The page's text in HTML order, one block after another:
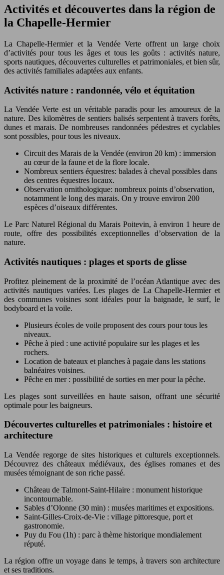
Activités et découvertes dans la région de
la Chapelle-Hermier
La Chapelle-Hermier et la Vendée Verte offrent un large choix
d’activités pour tous les âges et tous les goûts : activités nature,
sports nautiques, découvertes culturelles et patrimoniales, et bien sûr,
des activités familiales adaptées aux enfants.
Activités nature : randonnée, vélo et équitation
La Vendée Verte est un véritable paradis pour les amoureux de la
nature. Des kilomètres de sentiers balisés serpentent à travers forêts,
dunes et marais. De nombreuses randonnées pédestres et cyclables
sont possibles, pour tous les niveaux.
Circuit des Marais de la Vendée (environ 20 km) : immersion
au cœur de la faune et de la flore locale.
Nombreux sentiers équestres: balades à cheval possibles dans
des centres équestres locaux.
Observation ornithologique: nombreux points d’observation,
notamment le long des marais. On y trouve environ 200
espèces d’oiseaux différentes.
Le Parc Naturel Régional du Marais Poitevin, à environ 1 heure de
route, offre des possibilités exceptionnelles d’observation de la
nature.
Activités nautiques : plages et sports de glisse
Profitez pleinement de la proximité de l’océan Atlantique avec des
activités nautiques variées. Les plages de La Chapelle-Hermier et
des communes voisines sont idéales pour la baignade, le surf, le
bodyboard et la voile.
Plusieurs écoles de voile proposent des cours pour tous les
niveaux.
Pêche à pied : une activité populaire sur les plages et les
rochers.
Location de bateaux et planches à pagaie dans les stations
balnéaires voisines.
Pêche en mer : possibilité de sorties en mer pour la pêche.
Les plages sont surveillées en haute saison, offrant une sécurité
optimale pour les baigneurs.
Découvertes culturelles et patrimoniales : histoire et
architecture
La Vendée regorge de sites historiques et culturels exceptionnels.
Découvrez des châteaux médiévaux, des églises romanes et des
musées témoignant de son riche passé.
Château de Talmont-Saint-Hilaire : monument historique
incontournable.
Sables d’Olonne (30 min) : musées maritimes et expositions.
Saint-Gilles-Croix-de-Vie : village pittoresque, port et
gastronomie.
Puy du Fou (1h) : parc à thème historique mondialement
réputé.
La région offre un voyage dans le temps, à travers son architecture
et ses traditions.